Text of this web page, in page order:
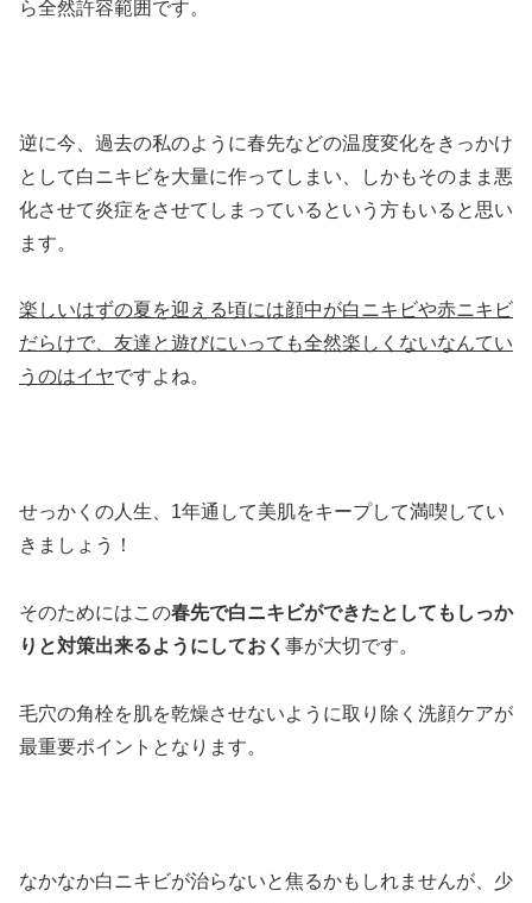
ら全然許容範囲です。
逆に今、過去の私のように春先などの温度変化をきっかけ
として白ニキビを大量に作ってしまい、しかもそのまま悪
化させて炎症をさせてしまっているという方もいると思い
ます。
楽しいはずの夏を迎える頃には顔中が白ニキビや赤ニキビ
だらけで、友達と遊びにいっても全然楽しくないなんてい
うのはイヤですよね。
せっかくの人生、1年通して美肌をキープして満喫してい
きましょう！
そのためにはこの春先で白ニキビができたとしてもしっか
りと対策出来るようにしておく 事が大切です。
毛穴の角栓を肌を乾燥させないように取り除く洗顔ケアが
最重要ポイントとなります。
なかなか白ニキビが治らないと焦るかもしれませんが、少